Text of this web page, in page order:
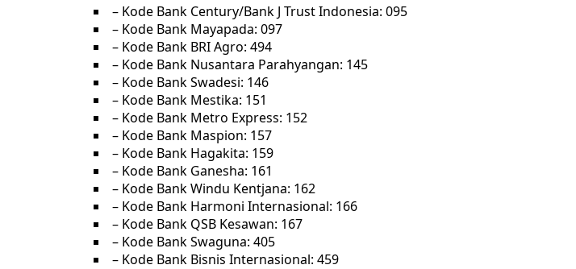
– Kode Bank Century/Bank J Trust Indonesia: 095
– Kode Bank Mayapada: 097
– Kode Bank BRI Agro: 494
– Kode Bank Nusantara Parahyangan: 145
– Kode Bank Swadesi: 146
– Kode Bank Mestika: 151
– Kode Bank Metro Express: 152
– Kode Bank Maspion: 157
– Kode Bank Hagakita: 159
– Kode Bank Ganesha: 161
– Kode Bank Windu Kentjana: 162
– Kode Bank Harmoni Internasional: 166
– Kode Bank QSB Kesawan: 167
– Kode Bank Swaguna: 405
– Kode Bank Bisnis Internasional: 459